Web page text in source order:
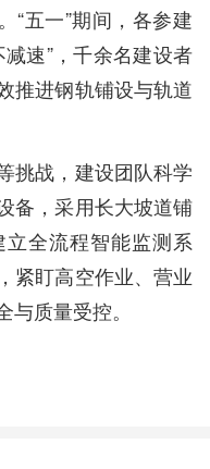
“五一”期间，各参建
速”，千余名建设者
推进钢轨铺设与轨道
挑战，建设团队科学
备，采用长大坡道铺
全流程智能监测系
紧盯高空作业、营业
质量受控。